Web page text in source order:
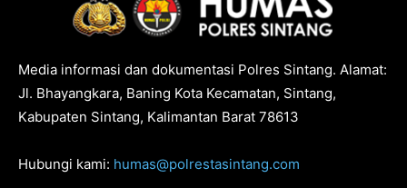
Media informasi dan dokumentasi Polres Sintang. Alamat:
Jl. Bhayangkara, Baning Kota Kecamatan, Sintang,
Kabupaten Sintang, Kalimantan Barat 78613
Hubungi kami: humas@polrestasintang.com